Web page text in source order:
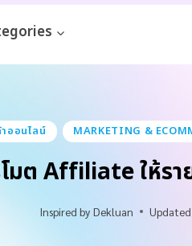
ออนไลน์ MARKETING &
มต Affiliate ให้ร
Inspired by Dekluan